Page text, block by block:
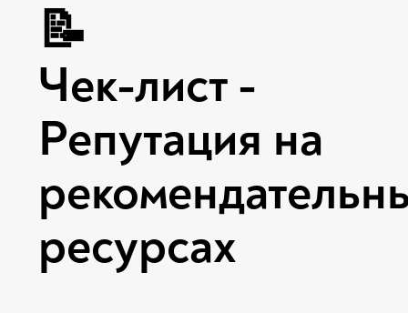
📝
Чек-лист -
Репутация на
ресурсах